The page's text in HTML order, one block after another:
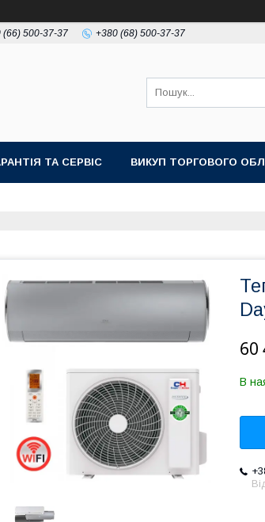
(66) 500-37-37 +380 (68) 500-37-37
ТА СЕРВІС ВИКУП ТОРГОВОГО
60
В